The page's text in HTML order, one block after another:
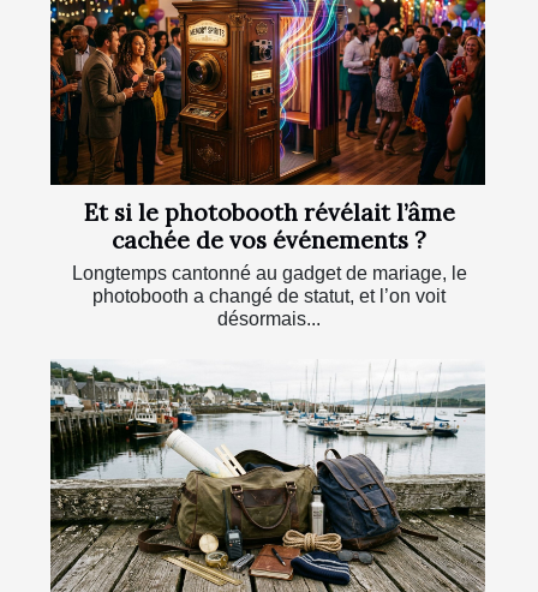
Et si le photobooth révélait l’âme
cachée de vos événements ?
Longtemps cantonné au gadget de mariage, le
photobooth a changé de statut, et l’on voit
désormais...